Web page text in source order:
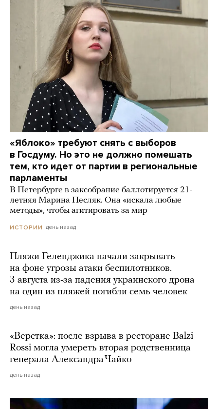
«Яблоко» требуют снять с выборов
в Госдуму. Но это не должно помешать
тем, кто идет от партии в региональные
парламенты
В Петербурге в заксобрание баллотируется 21-
летняя Марина Песляк. Она «искала любые
методы», чтобы агитировать за мир
ИСТОРИИ день назад
Пляжи Геленджика начали закрывать
на фоне угрозы атаки беспилотников.
3 августа из-за падения украинского дрона
на один из пляжей погибли семь человек
день назад
«Верстка»: после взрыва в ресторане Balzi
Rossi могла умереть вторая родственница
генерала Александра Чайко
день назад